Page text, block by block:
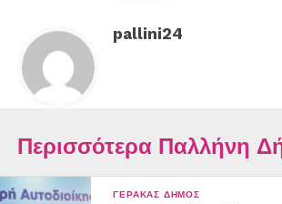
pallini24
Περισσότερα Παλλήνη
ΓΈΡΑΚΑΣ ΔΉΜΟΣ